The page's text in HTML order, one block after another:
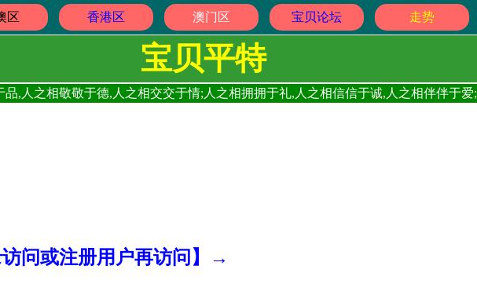
区 香港区 澳门区 宝贝论坛 走势
宝贝平特
品,人之相敬敬于德,人之相交交于情;人之相拥拥于礼,人之相信信于诚,人之相伴伴于爱;
访问或注册用户再访问】→